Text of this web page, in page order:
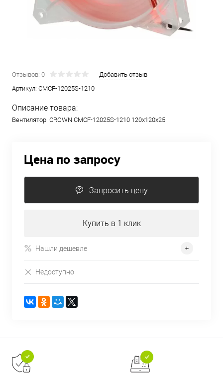
Отзывов: 0
Добавить отзыв
Артикул: CMCF-12025S-1210
Описание товара:
Вентилятор CROWN CMCF-12025S-1210 120x120x25
Цена по запросу
Запросить цену
Купить в 1 клик
Нашли дешевле
Недоступно